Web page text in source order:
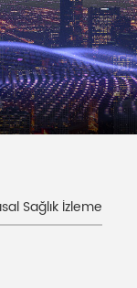
Sağlık İzleme